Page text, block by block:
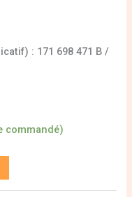
: 171 698 471 B /
commandé)